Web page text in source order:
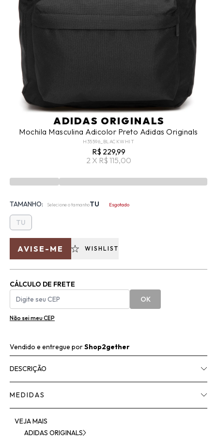
ADIDAS ORIGINALS
Mochila Masculina Adicolor Preto Adidas Originals
H35596_BLACKWHIT
R$ 229,99
2 X R$ 115,00
TAMANHO: Selecione o tamanhoTU Esgotado
TU
AVISE-ME WISHLIST
CÁLCULO DE FRETE
OK
Não sei meu CEP
Vendido e entregue porShop2gether
DESCRIÇÃO
MEDIDAS
VEJA MAIS
ADIDAS ORIGINALS